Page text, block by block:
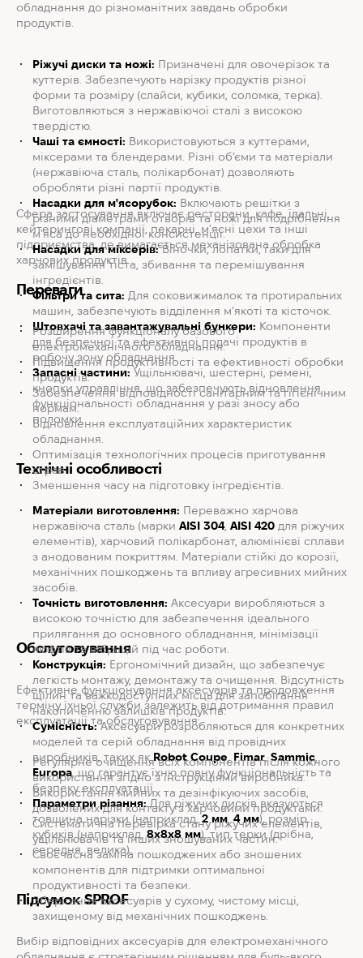
обладнання до різноманітних завдань обробки
продуктів.
Ріжучі диски та ножі: Призначені для овочерізок та
куттерів. Забезпечують нарізку продуктів різної
форми та розміру (слайси, кубики, соломка, терка).
Виготовляються з нержавіючої сталі з високою
твердістю.
Чаші та ємності: Використовуються з куттерами,
міксерами та блендерами. Різні об'єми та матеріали
(нержавіюча сталь, полікарбонат) дозволяють
обробляти різні партії продуктів.
Насадки для м'ясорубок: Включають решітки з
різними діаметрами отворів та ножі для подрібнення
м'яса до необхідної консистенції.
Насадки для міксерів:Віночки, лопатки, гаки для
замішування тіста, збивання та перемішування
інгредієнтів.
Фільтри та сита: Для соковижималок та протиральних
машин, забезпечують відділення м'якоті та кісточок.
Штовхачі та завантажувальні бункери: Компоненти
для безпечної та ефективної подачі продуктів в
робочу зону обладнання.
Запасні частини: Ущільнювачі, шестерні, ремені,
кнопки управління, що забезпечують відновлення
функціональності обладнання у разі зносу або
поломки.
Сфера застосування включає ресторани, кафе, їдальні,
кейтерингові компанії, пекарні, м'ясні цехи та інші
підприємства, де вимагається механізована обробка
харчових продуктів.
Переваги
Розширення функціоналу базового
електромеханічного обладнання.
Підвищення продуктивності та ефективності обробки
продуктів.
Забезпечення відповідності санітарним та гігієнічним
нормам.
Відновлення експлуатаційних характеристик
обладнання.
Оптимізація технологічних процесів приготування
страв.
Зменшення часу на підготовку інгредієнтів.
Технічні особливості
Матеріали виготовлення: Переважно харчова
нержавіюча сталь (марки AISI 304, AISI 420 для ріжучих
елементів), харчовий полікарбонат, алюмінієві сплави
з анодованим покриттям. Матеріали стійкі до корозії,
механічних пошкоджень та впливу агресивних мийних
засобів.
Точність виготовлення: Аксесуари виробляються з
високою точністю для забезпечення ідеального
прилягання до основного обладнання, мінімізації
люфтів та вібрацій під час роботи.
Конструкція: Ергономічний дизайн, що забезпечує
легкість монтажу, демонтажу та очищення. Відсутність
щілин та важкодоступних місць для запобігання
накопиченню залишків продуктів.
Сумісність:Аксесуари розробляються для конкретних
моделей та серій обладнання від провідних
виробників, таких якRobot Coupe,Fimar,Sammic,
Europa, що гарантує їхню повну функціональність та
безпеку експлуатації.
Параметри різання:Для ріжучих дисків вказуються
товщина нарізки (наприклад,2 мм,4 мм), розмір
кубиків (наприклад,8x8x8 мм), тип терки (дрібна,
середня, велика).
Обслуговування
Ефективне функціонування аксесуарів та продовження
терміну їхньої служби залежить від дотримання правил
експлуатації та обслуговування:
Регулярне очищення всіх компонентів після кожного
використання згідно з інструкціями виробника.
Використання мийних та дезінфікуючих засобів,
дозволених для контакту з харчовими продуктами.
Систематична перевірка стану ріжучих елементів,
ущільнювачів та інших зношуваних частин.
Своєчасна заміна пошкоджених або зношених
компонентів для підтримки оптимальної
продуктивності та безпеки.
Зберігання аксесуарів у сухому, чистому місці,
захищеному від механічних пошкоджень.
Підсумок SPROF
Вибір відповідних аксесуарів для електромеханічного